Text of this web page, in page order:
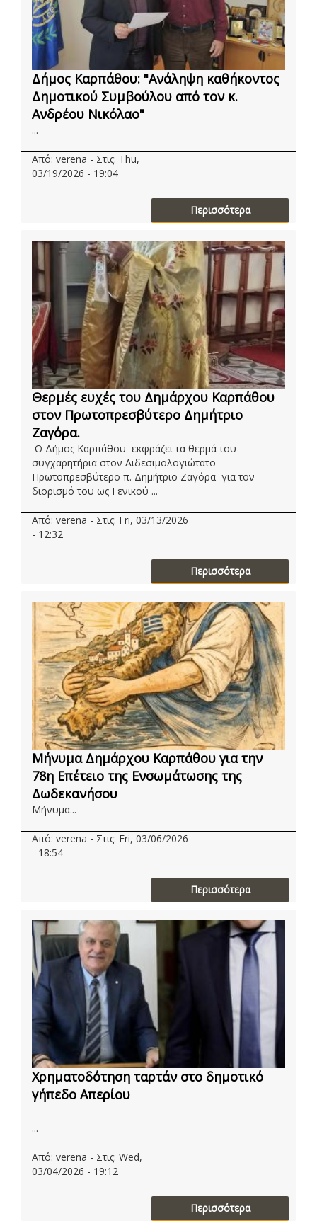
Δήμος Καρπάθου: "Ανάληψη καθήκοντος
Δημοτικού Συμβούλου από τον κ.
Ανδρέου Νικόλαο"
...
Από: verena - Στις: Thu,
03/19/2026 - 19:04
Περισσότερα
Θερμές ευχές του Δημάρχου Καρπάθου
στον Πρωτοπρεσβύτερο Δημήτριο
Ζαγόρα.
Ο Δήμος Καρπάθου εκφράζει τα θερμά του
συγχαρητήρια στον Αιδεσιμολογιώτατο
Πρωτοπρεσβύτερο π. Δημήτριο Ζαγόρα για τον
διορισμό του ως Γενικού ...
Από: verena - Στις: Fri, 03/13/2026
- 12:32
Περισσότερα
Μήνυμα Δημάρχου Καρπάθου για την
78η Επέτειο της Ενσωμάτωσης της
Δωδεκανήσου
Μήνυμα...
Από: verena - Στις: Fri, 03/06/2026
- 18:54
Περισσότερα
Χρηματοδότηση ταρτάν στο δημοτικό
γήπεδο Απερίου
...
Από: verena - Στις: Wed,
03/04/2026 - 19:12
Περισσότερα